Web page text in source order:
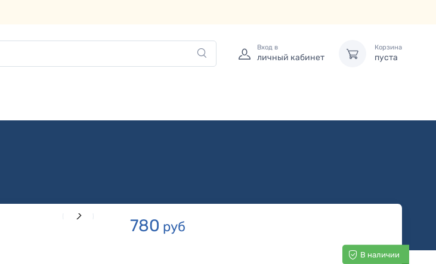
Вход в
личный кабинет
Корзина
пуста
780 руб
В наличии